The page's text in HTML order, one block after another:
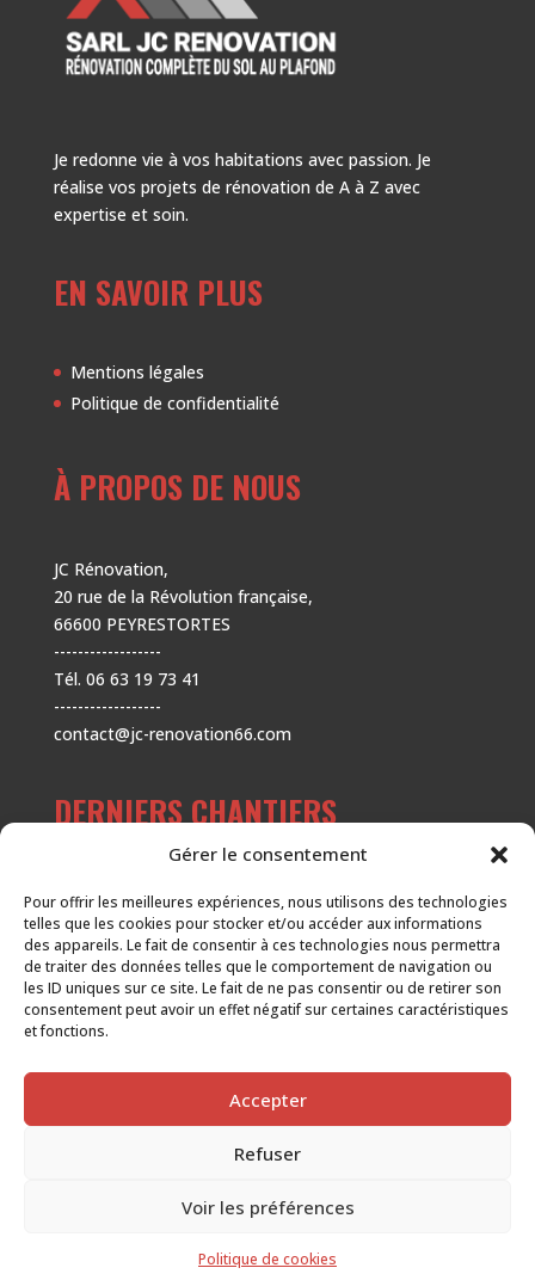
Gérer le consentement
Pour offrir les meilleures expériences, nous utilisons des technologies
telles que les cookies pour stocker et/ou accéder aux informations
des appareils. Le fait de consentir à ces technologies nous permettra
de traiter des données telles que le comportement de navigation ou
les ID uniques sur ce site. Le fait de ne pas consentir ou de retirer son
consentement peut avoir un effet négatif sur certaines caractéristiques
et fonctions.
Accepter
Refuser
Voir les préférences
Politique de cookies
Je redonne vie à vos habitations avec passion. Je
réalise vos projets de rénovation de A à Z avec
expertise et soin.
EN SAVOIR PLUS
Mentions légales
Politique de confidentialité
À PROPOS DE NOUS
JC Rénovation,
20 rue de la Révolution française,
66600 PEYRESTORTES
------------------
Tél. 06 63 19 73 41
------------------
contact@jc-renovation66.com
DERNIERS CHANTIERS
Habillage d’une cage d’escalier
Rénovation de salle de bain
Pose d’un parquet à la française
Pose de faïence dans une douche
Pose d’un parquet sur l’ensemble d’un niveau
d’habitation
YETI